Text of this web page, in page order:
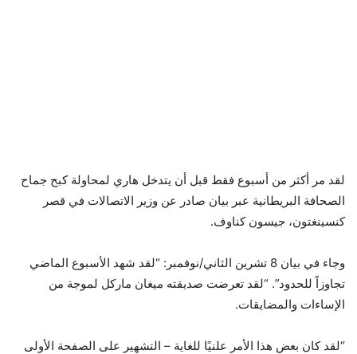
لقد مر أكثر من أسبوع فقط قبل أن يتدخل هاري لمحاولة كبح جماح
الصحافة البريطانية عبر بيان صادر عن وزير الاتصالات في قصر
كنسينغتون، جيسون كناوف.
وجاء في بيان 8 تشرين الثاني/نوفمبر: “لقد شهد الأسبوع الماضي
تجاوزاً للحدود”. “لقد تعرضت صديقته ميغان ماركل لموجة من
الإساءات والمضايقات.
“لقد كان بعض هذا الأمر علنيًا للغاية – التشهير على الصفحة الأولى